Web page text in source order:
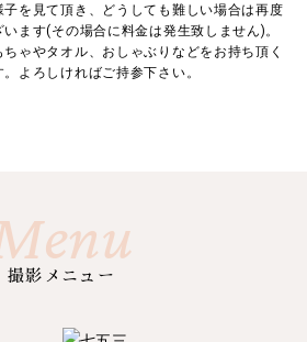
を見て頂き、どうしても難しい場合は再度
ます(その場合に料金は発生致しません)。
ゃやタオル、おしゃぶりなどをお持ち頂く
よろしければご持参下さい。
撮影メニュー